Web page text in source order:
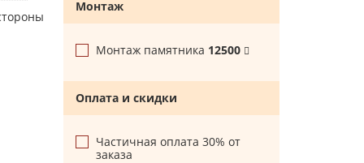
Монтаж
Монтаж памятника 12500
Оплата и скидки
Частичная оплата 30% от
заказа